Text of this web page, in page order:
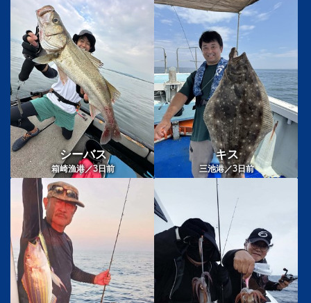
シーバス
箱崎漁港／3日前
キス
三池港／3 日前